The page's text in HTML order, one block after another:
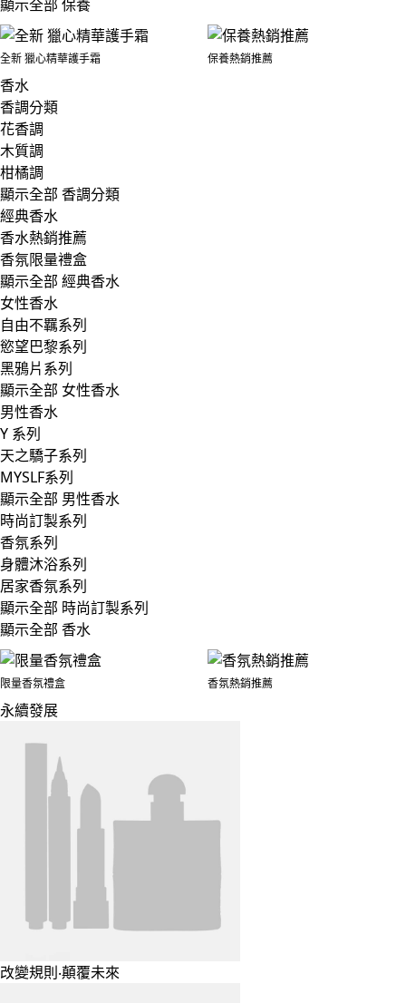
顯示全部 保養
全新 獵心精華護手霜 保養熱銷推薦
香水
香調分類
花香調
木質調
柑橘調
顯示全部 香調分類
經典香水
香水熱銷推薦
香氛限量禮盒
顯示全部 經典香水
女性香水
自由不羈系列
慾望巴黎系列
黑鴉片系列
顯示全部 女性香水
男性香水
Y 系列
天之驕子系列
MYSLF系列
顯示全部 男性香水
時尚訂製系列
香氛系列
身體沐浴系列
居家香氛系列
顯示全部 時尚訂製系列
顯示全部 香水
限量香氛禮盒 香氛熱銷推薦
永續發展
改變規則‧顛覆未來